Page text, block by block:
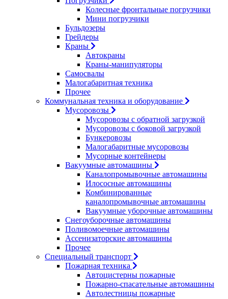
Колесные фронтальные погрузчики
Мини погрузчики
Бульдозеры
Грейдеры
Краны
Автокраны
Краны-манипуляторы
Самосвалы
Малогабаритная техника
Прочее
Коммунальная техника и оборудование
Мусоровозы
Мусоровозы с обратной загрузкой
Мусоровозы с боковой загрузкой
Бункеровозы
Малогабаритные мусоровозы
Мусорные контейнеры
Вакуумные автомашины
Каналопромывочные автомашины
Илососные автомашины
Комбинированные
каналопромывочные автомашины
Вакуумные уборочные автомашины
Снегоуборочные автомашины
Поливомоечные автомашины
Ассенизаторские автомашины
Прочее
Специальный транспорт
Пожарная техника
Автоцистерны пожарные
Пожарно-спасательные автомашины
Автолестницы пожарные